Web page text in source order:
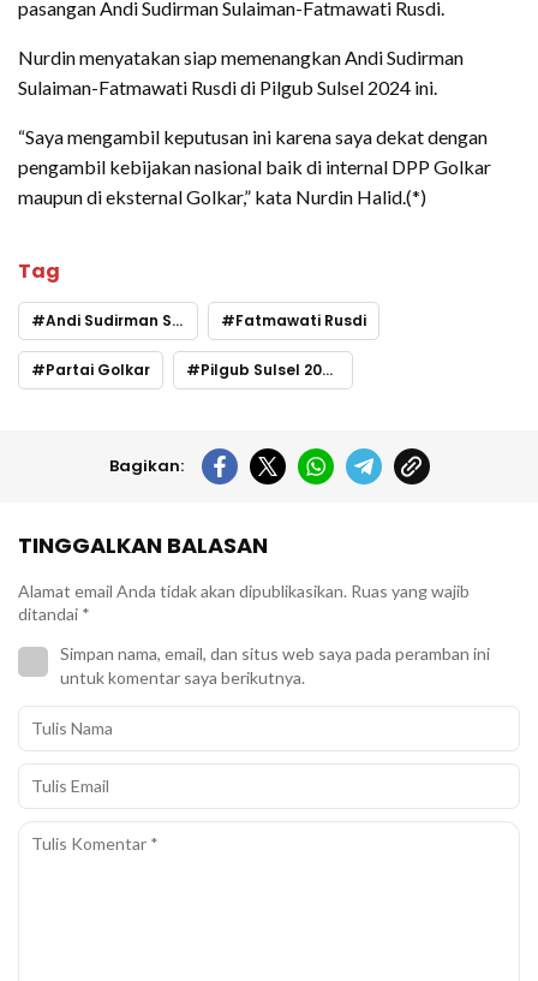
pasangan Andi Sudirman Sulaiman-Fatmawati Rusdi.
Nurdin menyatakan siap memenangkan Andi Sudirman
Sulaiman-Fatmawati Rusdi di Pilgub Sulsel 2024 ini.
“Saya mengambil keputusan ini karena saya dekat dengan
pengambil kebijakan nasional baik di internal DPP Golkar
maupun di eksternal Golkar,” kata Nurdin Halid.(*)
Tag
Andi Sudirman Sulaiman Fatmawati Rusdi
Partai Golkar Pilgub Sulsel 2024
Bagikan:
TINGGALKAN BALASAN
Alamat email Anda tidak akan dipublikasikan. Ruas yang wajib
ditandai *
Simpan nama, email, dan situs web saya pada peramban ini
untuk komentar saya berikutnya.